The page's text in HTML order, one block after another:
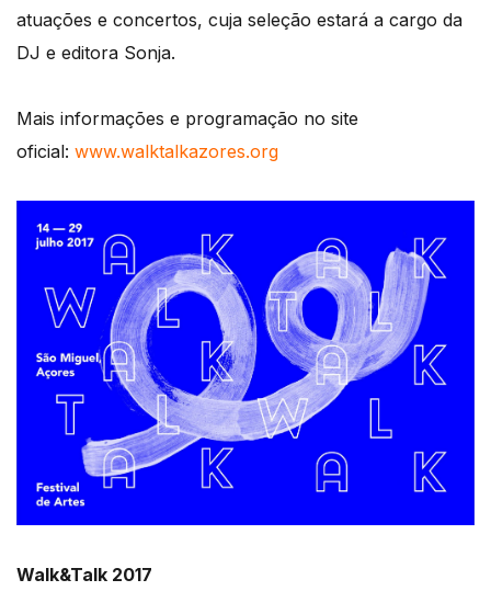
atuações e concertos, cuja seleção estará a cargo da
DJ e editora Sonja.
Mais informações e programação no site
oficial: www.walktalkazores.org
Walk&Talk 2017